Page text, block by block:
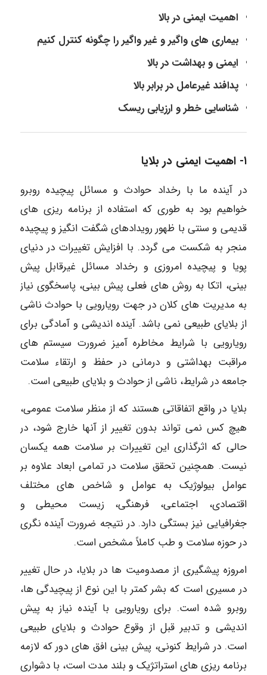
اهمیت ایمنی در بالا
بیماری های واگیر و غیر واگیر را چگونه کنترل کنیم
ایمنی و بهداشت در بالا
پدافند غیرعامل در برابر بالا
شناسایی خطر و ارزیابی ریسک
۱- اهمیت ایمنی در بلایا
در آینده ما با رخداد حوادث و مسائل پیچیده روبرو
خواهیم بود به طوری که استفاده از برنامه ریزی های
قدیمی و سنتی با ظهور رویدادهای شگفت انگیز و پیچیده
منجر به شکست می گردد. با افزایش تغییرات در دنیای
پویا و پیچیده امروزی و رخداد مسائل غیرقابل پیش
بینی، اتکا به روش های فعلی پیش بینی، پاسخگوی نیاز
به مدیریت های کلان در جهت رویارویی با حوادث ناشی
از بلایای طبیعی نمی باشد. آینده اندیشی و آمادگی برای
رویارویی با شرایط مخاطره آمیز ضرورت سیستم های
مراقبت بهداشتی و درمانی در حفظ و ارتقاء سلامت
جامعه در شرایط، ناشی از حوادث و بلایای طبیعی است.
بلایا در واقع اتفاقاتی هستند که از منظر سلامت عمومی،
هیچ کس نمی تواند بدون تغییر از آنها خارج شود، در
حالی که اثرگذاری این تغییرات بر سلامت همه یکسان
نیست. همچنین تحقق سلامت در تمامی ابعاد علاوه بر
عوامل بیولوژیک به عوامل و شاخص های مختلف
اقتصادی، اجتماعی، فرهنگی، زیست محیطی و
جغرافیایی نیز بستگی دارد. در نتیجه ضرورت آینده نگری
در حوزه سلامت و طب کاملاً مشخص است.
امروزه پیشگیری از مصدومیت ها در بلایا، در حال تغییر
در مسیری است که بشر کمتر با این نوع از پیچیدگی ها،
روبرو شده است. برای رویارویی با آینده نیاز به پیش
اندیشی و تدبیر قبل از وقوع حوادث و بلایای طبیعی
است. در شرایط کنونی، پیش بینی افق های دور که لازمه
برنامه ریزی های استراتژیک و بلند مدت است، با دشواری